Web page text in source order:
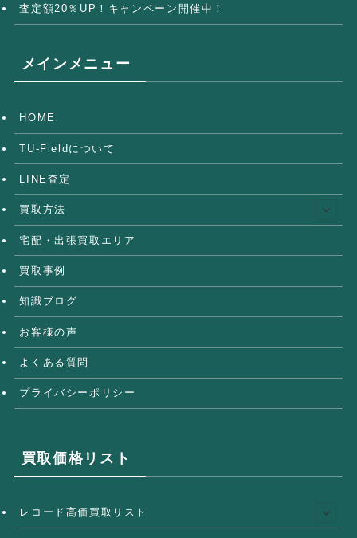
査定額20％UP！キャンペーン開催中！
メインメニュー
HOME
TU-Fieldについて
LINE査定
買取方法
宅配・出張買取エリア
買取事例
知識ブログ
お客様の声
よくある質問
プライバシーポリシー
買取価格リスト
レコード高価買取リスト